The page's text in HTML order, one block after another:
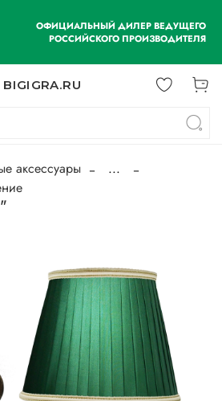
ОФИЦИАЛЬНЫЙ ДИЛЕР ВЕДУЩЕГО
РОССИЙСКОГО ПРОИЗВОДИТЕЛЯ
BIGIGRA.RU
аксессуары
...